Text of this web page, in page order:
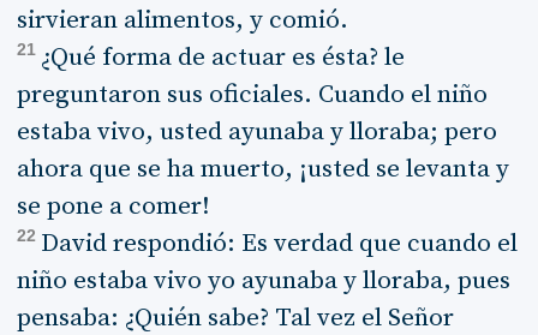
sirvieran alimentos, y comió.
21 ¿Qué forma de actuar es ésta? le
preguntaron sus oficiales. Cuando el niño
estaba vivo, usted ayunaba y lloraba; pero
ahora que se ha muerto, ¡usted se levanta y
se pone a comer!
22 David respondió: Es verdad que cuando el
niño estaba vivo yo ayunaba y lloraba, pues
pensaba: ¿Quién sabe? Tal vez el Señor